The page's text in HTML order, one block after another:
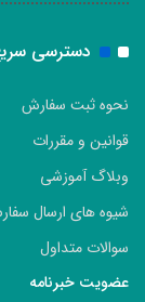
دسترسی
نحوه ثبت سفارش
قوانین و مقررات
وبلاگ آموزشی
شیوه های ارسال
سوالات متداول
عضویت خبرنامه